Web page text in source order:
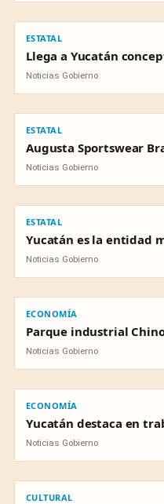
ESTATAL
Llega a Yucatán
Noticias Gobierno
ESTATAL
Augusta Sportswear
Noticias Gobierno
ESTATAL
Yucatán es la entidad
Noticias Gobierno
ECONOMÍA
Parque industrial
Noticias Gobierno
ECONOMÍA
Yucatán destaca en
Noticias Gobierno
CULTURAL